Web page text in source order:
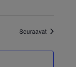
Seuraavat